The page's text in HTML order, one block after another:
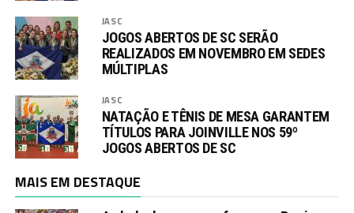
JASC
JOGOS ABERTOS DE SC SERÃO
REALIZADOS EM NOVEMBRO EM SEDES
MÚLTIPLAS
JASC
NATAÇÃO E TÊNIS DE MESA GARANTEM
TÍTULOS PARA JOINVILLE NOS 59º
JOGOS ABERTOS DE SC
MAIS EM DESTAQUE